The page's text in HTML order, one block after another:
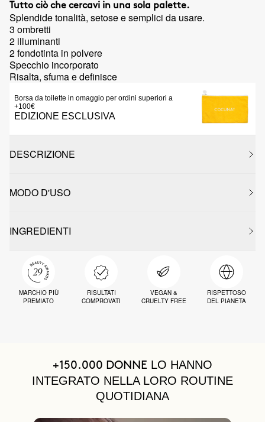
Tutto ciò che cercavi in una sola palette.
Splendide tonalità, setose e semplici da usare.
3 ombretti
2 illuminanti
2 fondotinta in polvere
Specchio incorporato
Risalta, sfuma e definisce
Borsa da toilette in omaggio per ordini superiori a
+100€
EDIZIONE ESCLUSIVA
DESCRIZIONE
MODO D'USO
INGREDIENTI
MARCHIO PIÙ
PREMIATO
RISULTATI
COMPROVATI
VEGAN &
CRUELTY FREE
RISPETTOSO
DEL PIANETA
+150.000 DONNE LO HANNO
INTEGRATO NELLA LORO ROUTINE
QUOTIDIANA